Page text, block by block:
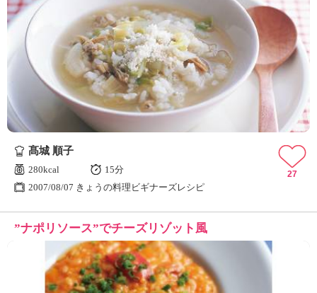
髙城 順子
280kcal
15分
2007/08/07 きょうの料理ビギナーズレシピ
27
”ナポリソース”でチーズリゾット風